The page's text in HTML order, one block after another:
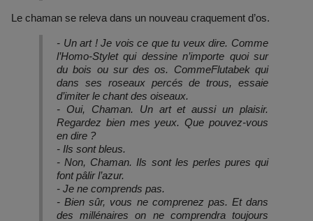
Le chaman se releva dans un nouveau craquement d’os.
- Un art ! Je vois ce que tu veux dire. Comme
l’Homo-Stylet qui dessine n’importe quoi sur
du bois ou sur des os. CommeFlutabek qui
dans ses roseaux percés de trous, essaie
d’imiter le chant des oiseaux.
- Oui, Chaman. Un art et aussi un plaisir.
Regardez bien mes yeux. Que pouvez-vous
en dire ?
- Ils sont bleus.
- Non, Chaman. Ils sont les perles pures qui
font pâlir l’azur.
- Je ne comprends pas.
- Bien sûr, vous ne comprenez pas. Et dans
des millénaires on ne comprendra toujours